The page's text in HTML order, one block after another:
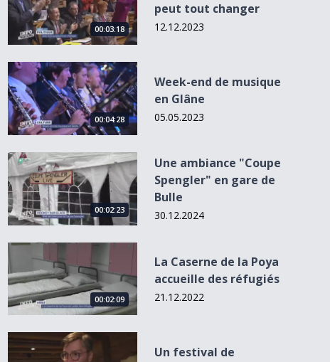
00:03:18
peut tout changer
12.12.2023
Week-end de musique en Glâne
00:04:28
Week-end de musique
en Glâne
05.05.2023
Une ambiance &quot;Coupe Spengler&quot; en gare de
00:02:23
Une ambiance "Coupe
Spengler" en gare de
Bulle
30.12.2024
La Caserne de la Poya accueille des réfugiés
00:02:09
La Caserne de la Poya
accueille des réfugiés
21.12.2022
Un festival de philosophie à Fribourg
Un festival de